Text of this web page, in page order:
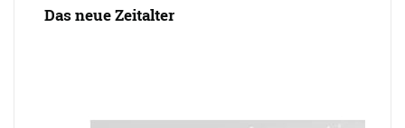
Das neue Zeitalter